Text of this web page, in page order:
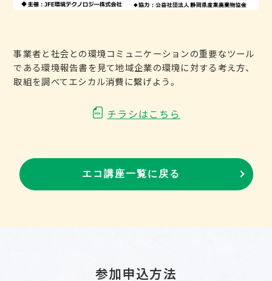
事業者と社会との環境コミュニケーションの重要なツール
である環境報告書を見て地域企業の環境に対する考え方、
取組を調べてエシカル消費に繋げよう。
チラシはこちら
エコ講座一覧に戻る
参加申込方法